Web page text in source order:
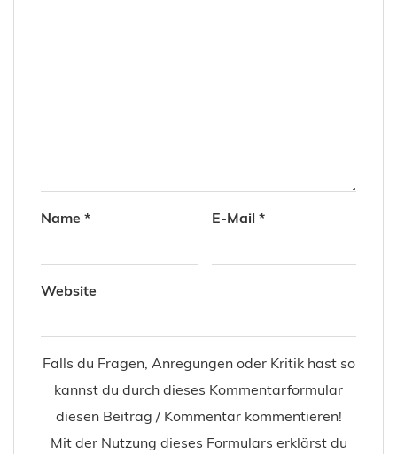
Name * E-Mail *
Website
Falls du Fragen, Anregungen oder Kritik hast so
kannst du durch dieses Kommentarformular
diesen Beitrag / Kommentar kommentieren!
Mit der Nutzung dieses Formulars erklärst du